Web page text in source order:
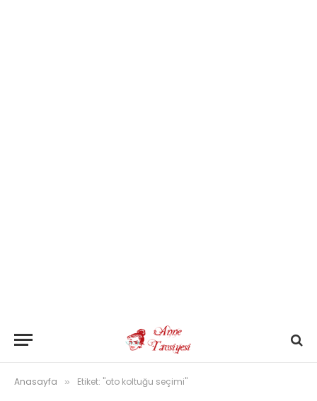
Anasayfa » Etiket: "oto koltuğu seçimi"